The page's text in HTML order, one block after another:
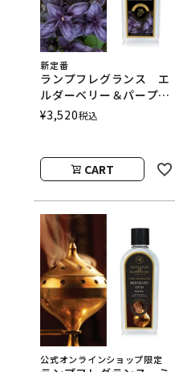
新定番
ランプフレグランス エ
ルダーベリー＆パープル
バジル 500ml フレグ
ランスランプ用オイル
（アシュレイアンドバー
ウッド）
¥3,520税込
CART
公式オンラインショップ限定